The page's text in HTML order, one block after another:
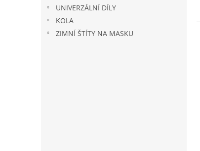
UNIVERZÁLNÍ DÍLY
KOLA
ZIMNÍ ŠTÍTY NA MASKU